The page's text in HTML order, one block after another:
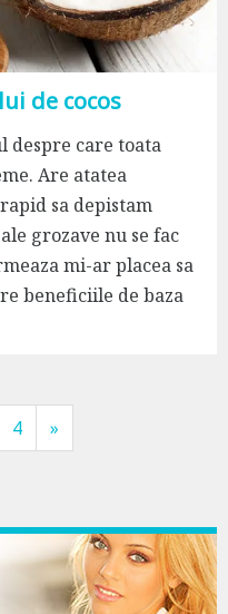
de cocos
despre care toata
Are atatea
sa depistam
grozave nu se fac
mi-ar placea sa
beneficiile de baza
4 »